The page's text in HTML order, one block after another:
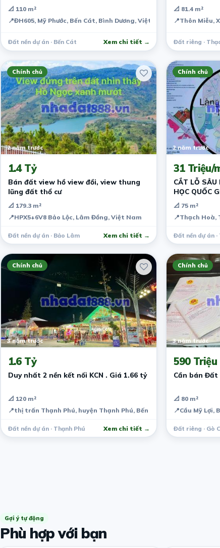
📐 110 m²
📍ĐH605, Mỹ Phước, Bến Cát, Bình Dương, Việt Nam
Đất nền dự án · Bến Cát Xem chi tiết →
📐 81.4 m²
📍Thôn Miễu,
Đất riêng ·
Chính chủ
2 năm trước
1.4 Tỷ
Bán đất view hồ view đồi, view thung
lũng đất thổ cư
📐 179.3 m²
📍HPX5+6V8 Bảo Lộc, Lâm Đồng, Việt Nam
Đất nền dự án · Bảo Lâm Xem chi tiết →
Chính chủ
2 năm trước
31 Triệu/
CẮT LỖ
HỌC QUỐC
📐 75 m²
📍Thạch Hoà,
Đất nền dự án
Chính chủ
3 năm trước
1.6 Tỷ
Duy nhất 2 nền kết nối KCN . Giá 1.66 tỷ
📐 120 m²
📍thị trấn Thạnh Phú, huyện Thạnh Phú, Bến Tre, Việt Nam
Đất nền dự án · Thạnh Phú Xem chi tiết →
Chính chủ
3 năm trước
590 Triệu
Cần bán
📐 80 m²
📍Cầu Mỹ Lợi,
Đất riêng · Gò
Gợi ý tự động
Phù hợp với bạn